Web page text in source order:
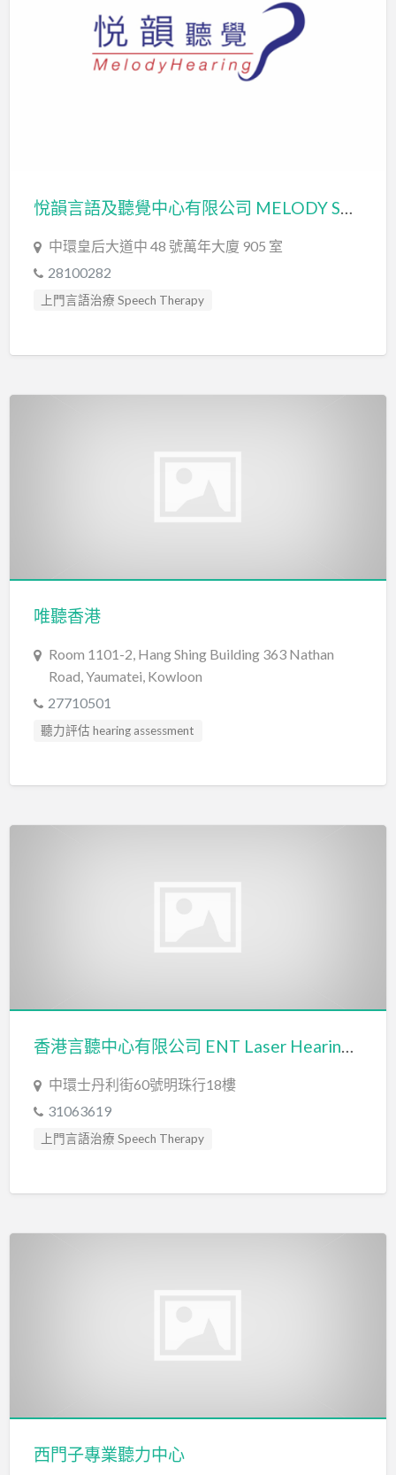
悅韻言語及聽覺中心有限公司 MELODY SPEECH & HEARING INSTITUTE LIMITED
中環皇后大道中 48 號萬年大廈 905 室
28100282
上門言語治療 Speech Therapy
言語治療師 Speech Therapist
唯聽香港
Room 1101-2, Hang Shing Building 363 Nathan
Road, Yaumatei, Kowloon
27710501
聽力評估 hearing assessment
言語評估 Speech Assessment
香港言聽中心有限公司 ENT Laser Hearing & Speech Therapy Centre
中環士丹利街60號明珠行18樓
31063619
上門言語治療 Speech Therapy
專注力失調過度活躍訓練 ADHD
西門子專業聽力中心